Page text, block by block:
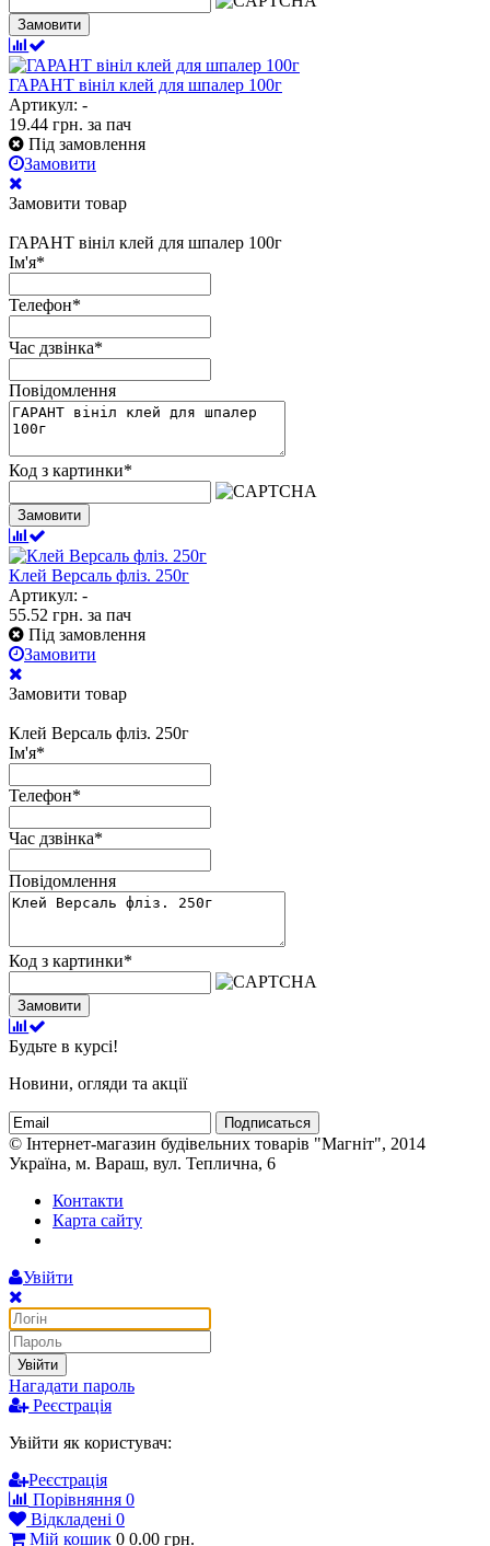
Замовити
ГАРАНТ вініл клей для шпалер 100г
Артикул: -
19.44 грн. за пач
Під замовлення
Замовити
Замовити товар
ГАРАНТ вініл клей для шпалер 100г
Ім'я*
Телефон*
Час дзвінка*
Повідомлення
Код з картинки*
Замовити
Клей Версаль фліз. 250г
Артикул: -
55.52 грн. за пач
Під замовлення
Замовити
Замовити товар
Клей Версаль фліз. 250г
Ім'я*
Телефон*
Час дзвінка*
Повідомлення
Код з картинки*
Замовити
Будьте в курсі!
Новини, огляди та акції
Подписаться
© Інтернет-магазин будівельних товарів "Магніт", 2014
Україна, м. Вараш, вул. Теплична, 6
Контакти
Карта сайту
Увійти
Увійти
Нагадати пароль
Реєстрація
Увійти як користувач:
Реєстрація
Порівняння 0
Відкладені 0
Мій кошик 0 0.00 грн.